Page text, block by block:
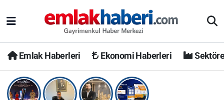
Emlak Haberleri Ekonomi Haberleri